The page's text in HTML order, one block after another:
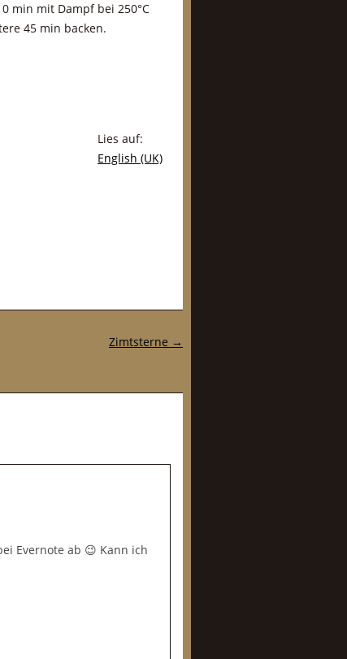
min mit Dampf bei 250°C
45 min backen.
Lies auf:
English (UK)
Zimtsterne →
Evernote ab 😉 Kann ich